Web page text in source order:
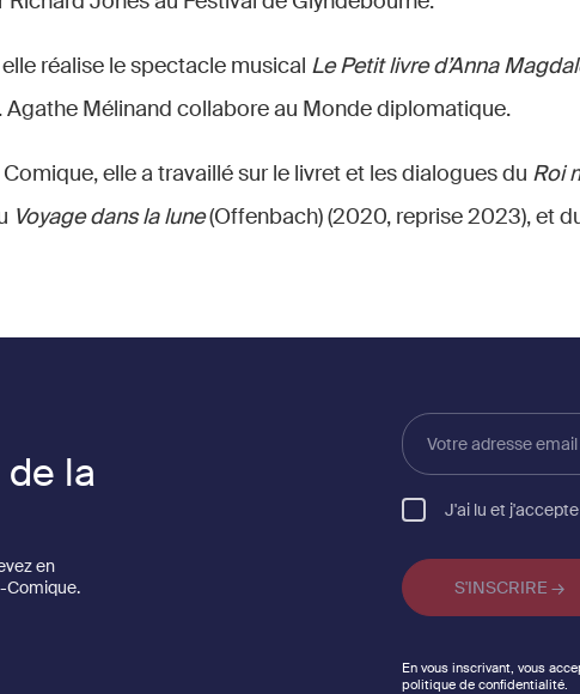
réalise le spectacle musical Le Petit livre d’Anna
Mélinand collabore au Monde diplomatique.
Comique, elle a travaillé sur le livret et les dialogues du Roi
Voyage dans la lune(Offenbach) (2020, reprise 2023), et
la
en
Comique.
Votre
adresse
email
J'ai lu et
En vous inscrivant, vous
politique de confidentialité.